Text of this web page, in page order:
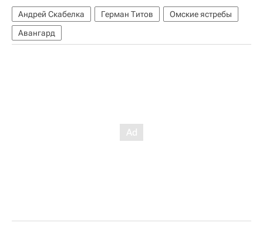
Андрей Скабелка Герман Титов
Омские ястребы
Авангард